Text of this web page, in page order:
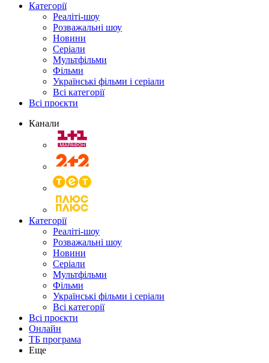
Категорії
Реаліті-шоу
Розважальні шоу
Новини
Серіали
Мультфільми
Фільми
Українські фільми і серіали
Всі категорії
Всі проєкти
Канали
Категорії
Реаліті-шоу
Розважальні шоу
Новини
Серіали
Мультфільми
Фільми
Українські фільми і серіали
Всі категорії
Всі проєкти
Онлайн
ТБ програма
Еще